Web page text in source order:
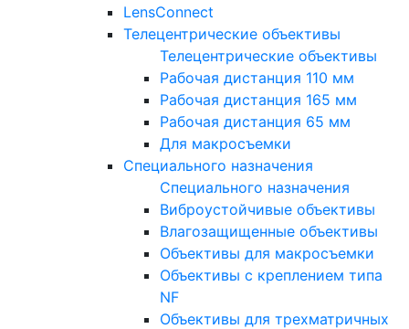
LensConnect
Телецентрические объективы
Телецентрические объективы
Рабочая дистанция 110 мм
Рабочая дистанция 165 мм
Рабочая дистанция 65 мм
Для макросъемки
Специального назначения
Специального назначения
Виброустойчивые объективы
Влагозащищенные объективы
Объективы для макросъемки
Объективы с креплением типа
NF
Объективы для трехматричных